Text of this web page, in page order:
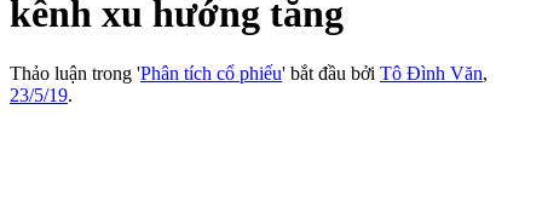
kênh xu hướng tăng
Thảo luận trong 'Phân tích cổ phiếu' bắt đầu bởi Tô Đình Văn,
23/5/19.